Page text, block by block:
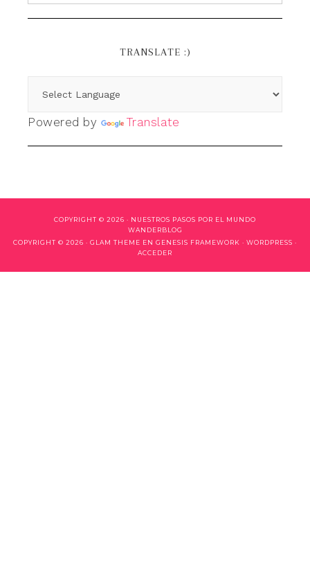
TRANSLATE :)
Powered by Translate
COPYRIGHT © 2026 · NUESTROS PASOS POR EL MUNDO
WANDERBLOG
COPYRIGHT © 2026 · GLAM THEME EN GENESIS FRAMEWORK · WORDPRESS ·
ACCEDER